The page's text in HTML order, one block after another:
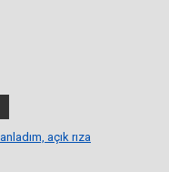
açık rıza